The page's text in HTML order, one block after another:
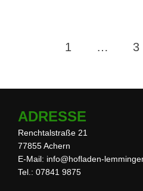
Beiträge
1 … 3
ADRESSE
Renchtalstraße 21
77855 Achern
E-Mail: info@hofladen-
Tel.: 07841 9875